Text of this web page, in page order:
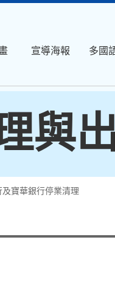
宣導海報 多國
與
寶華銀行停業清理